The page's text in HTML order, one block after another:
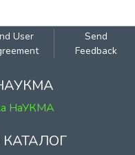
User
Send
Feedback
НаУКМА